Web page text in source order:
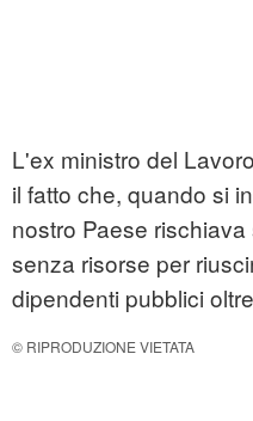
L'ex ministro del
il fatto che, quando si
nostro Paese
senza risorse per
dipendenti pubblici
© RIPRODUZIONE VIETATA